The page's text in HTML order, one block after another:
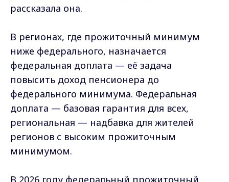
рассказала она.
В регионах, где прожиточный минимум
ниже федерального, назначается
федеральная доплата — её задача
повысить доход пенсионера до
федерального минимума. Федеральная
доплата — базовая гарантия для всех,
региональная — надбавка для жителей
регионов с высоким прожиточным
минимумом.
В 2026 году федеральный прожиточный